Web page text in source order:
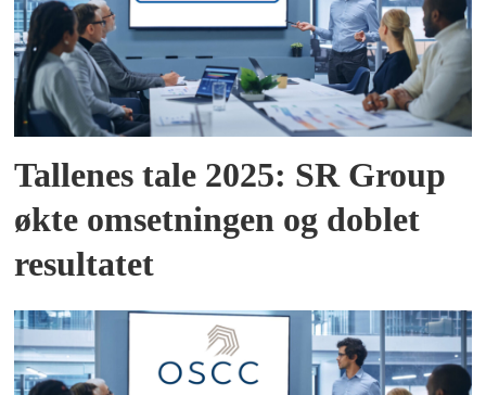
Tallenes tale 2025: SR Group
økte omsetningen og doblet
resultatet